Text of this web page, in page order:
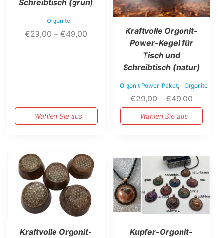
Schreibtisch (grün)
Orgonite
€29,00 –€49,00 Preisspanne:
Wählen Sie aus
gewählt
Kraftvolle Orgonit-
Power-Kegel für
Tisch und
Schreibtisch (natur)
Orgonit Power-Paket, Orgonite
€29,00 – €49,00
bis
Wählen Sie aus
gewählt
werden
Kraftvolle Orgonit-
Kupfer-Orgonit-
Dieses
Produkt
weist
mehrere
Varianten
auf.
Die
können